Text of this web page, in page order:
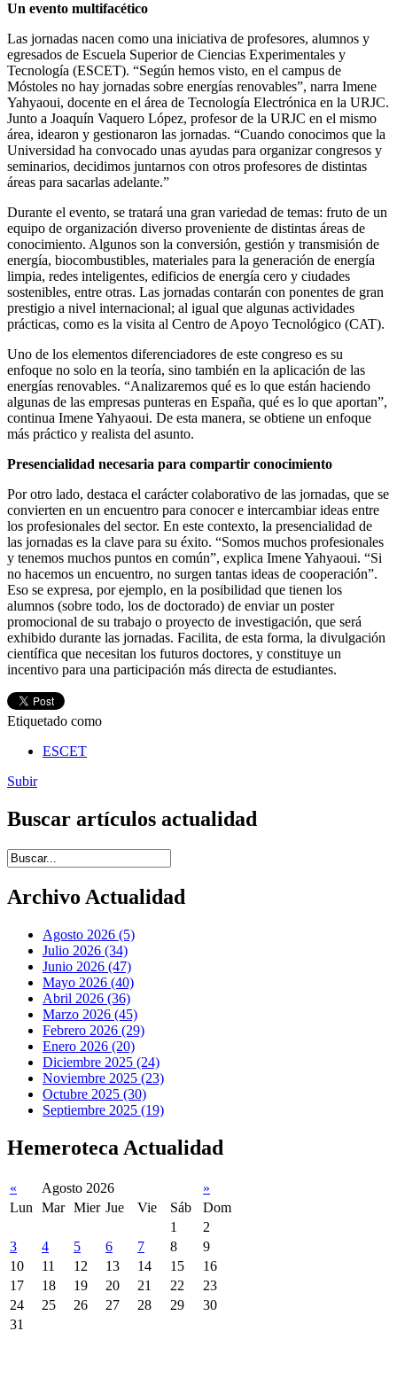
Un evento multifacético
Las jornadas nacen como una iniciativa de profesores, alumnos y
egresados de Escuela Superior de Ciencias Experimentales y
Tecnología (ESCET). “Según hemos visto, en el campus de
Móstoles no hay jornadas sobre energías renovables”, narra Imene
Yahyaoui, docente en el área de Tecnología Electrónica en la URJC.
Junto a Joaquín Vaquero López, profesor de la URJC en el mismo
área, idearon y gestionaron las jornadas. “Cuando conocimos que la
Universidad ha convocado unas ayudas para organizar congresos y
seminarios, decidimos juntarnos con otros profesores de distintas
áreas para sacarlas adelante.”
Durante el evento, se tratará una gran variedad de temas: fruto de un
equipo de organización diverso proveniente de distintas áreas de
conocimiento. Algunos son la conversión, gestión y transmisión de
energía, biocombustibles, materiales para la generación de energía
limpia, redes inteligentes, edificios de energía cero y ciudades
sostenibles, entre otras. Las jornadas contarán con ponentes de gran
prestigio a nivel internacional; al igual que algunas actividades
prácticas, como es la visita al Centro de Apoyo Tecnológico (CAT).
Uno de los elementos diferenciadores de este congreso es su
enfoque no solo en la teoría, sino también en la aplicación de las
energías renovables. “Analizaremos qué es lo que están haciendo
algunas de las empresas punteras en España, qué es lo que aportan”,
continua Imene Yahyaoui. De esta manera, se obtiene un enfoque
más práctico y realista del asunto.
Presencialidad necesaria para compartir conocimiento
Por otro lado, destaca el carácter colaborativo de las jornadas, que se
convierten en un encuentro para conocer e intercambiar ideas entre
los profesionales del sector. En este contexto, la presencialidad de
las jornadas es la clave para su éxito. “Somos muchos profesionales
y tenemos muchos puntos en común”, explica Imene Yahyaoui. “Si
no hacemos un encuentro, no surgen tantas ideas de cooperación”.
Eso se expresa, por ejemplo, en la posibilidad que tienen los
alumnos (sobre todo, los de doctorado) de enviar un poster
promocional de su trabajo o proyecto de investigación, que será
exhibido durante las jornadas. Facilita, de esta forma, la divulgación
científica que necesitan los futuros doctores, y constituye un
incentivo para una participación más directa de estudiantes.
Etiquetado como
ESCET
Subir
Buscar artículos actualidad
Introduce términos de búsqueda
Archivo Actualidad
Agosto 2026 (5)
Julio 2026 (34)
Junio 2026 (47)
Mayo 2026 (40)
Abril 2026 (36)
Marzo 2026 (45)
Febrero 2026 (29)
Enero 2026 (20)
Diciembre 2025 (24)
Noviembre 2025 (23)
Octubre 2025 (30)
Septiembre 2025 (19)
Hemeroteca Actualidad
« Agosto 2026
»
Lun
Mar Mier Jue Vie Sáb
Dom
1
2
3
4 5 6 7 8
9
10
11 12 13 14 15
16
17
18 19 20 21 22
23
24
25 26 27 28 29
30
31